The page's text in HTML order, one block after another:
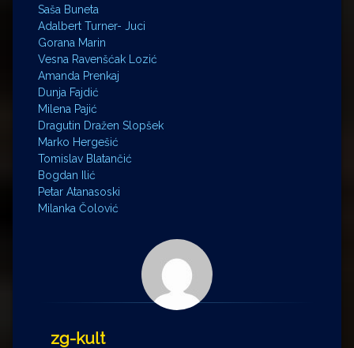
Saša Buneta
Adalbert Turner- Juci
Gorana Marin
Vesna Ravenšćak Lozić
Amanda Prenkaj
Dunja Fajdić
Milena Pajić
Dragutin Dražen Slopšek
Marko Hergešić
Tomislav Blatančić
Bogdan Ilić
Petar Atanasoski
Milanka Čolović
zg-kult